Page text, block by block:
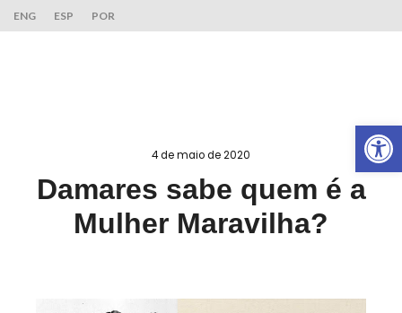
ENG ESP POR
4 de maio de 2020
Damares sabe quem é a
Mulher Maravilha?